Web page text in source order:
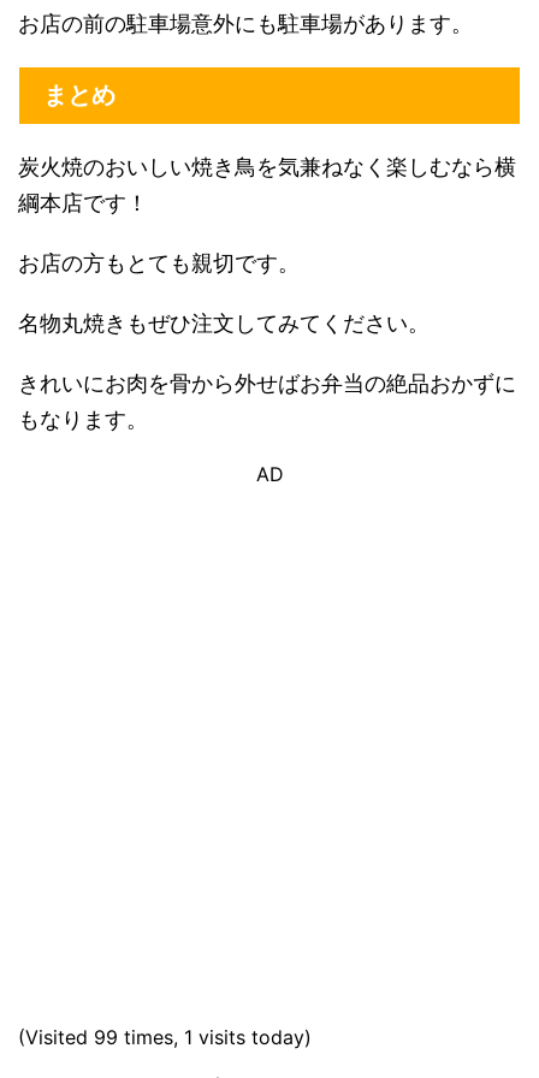
お店の前の駐車場意外にも駐車場があります。
まとめ
炭火焼のおいしい焼き鳥を気兼ねなく楽しむなら横
綱本店です！
お店の方もとても親切です。
名物丸焼きもぜひ注文してみてください。
きれいにお肉を骨から外せばお弁当の絶品おかずに
もなります。
AD
(Visited 99 times, 1 visits today)